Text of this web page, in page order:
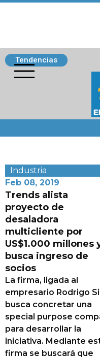
Tendencias
Industria
Feb 08, 2019
Trends alista
proyecto de
desaladora
multicliente por
US$1.000 millones
busca ingreso de
socios
La firma, ligada al
empresario Rodrigo
busca concretar una
special purpose
para desarrollar la
iniciativa. Mediante
firma se buscará que